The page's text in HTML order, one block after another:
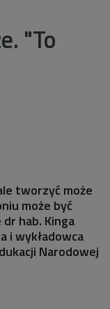
"To
tworzyć może
może być
hab. Kinga
i wykładowca
Narodowej